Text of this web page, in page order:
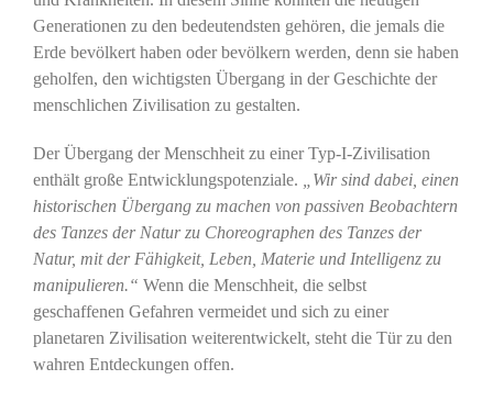
Generationen zu den bedeutendsten gehören, die jemals die
Erde bevölkert haben oder bevölkern werden, denn sie haben
geholfen, den wichtigsten Übergang in der Geschichte der
menschlichen Zivilisation zu gestalten.
Der Übergang der Menschheit zu einer Typ-I-Zivilisation
enthält große Entwicklungspotenziale.
„Wir sind dabei, einen
historischen Übergang zu machen von passiven Beobachtern
des Tanzes der Natur zu Choreographen des Tanzes der
Natur, mit der Fähigkeit, Leben, Materie und Intelligenz zu
manipulieren.“ Wenn die Menschheit, die selbst
geschaffenen Gefahren vermeidet und sich zu einer
planetaren Zivilisation weiterentwickelt, steht die Tür zu den
wahren Entdeckungen offen.